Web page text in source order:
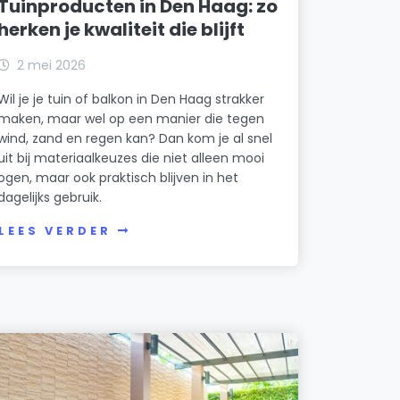
in Business Holding B.V.
129 A
Rights at Work
226
Coaching
24
Knight Physiotherapy
Operations B.V.
127
43 Forepark
44 Leidschenveen
in Den Haag: zo
je kwaliteit die blijft
2 mei 2026
je je tuin of balkon in Den Haag strakker
maar wel op een manier die tegen
zand en regen kan? Dan kom je al snel
bij materiaalkeuzes die niet alleen mooi
maar ook praktisch blijven in het
gebruik.
LEES VERDER